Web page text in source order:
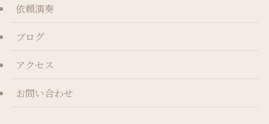
依頼演奏
ブログ
アクセス
お問い合わせ